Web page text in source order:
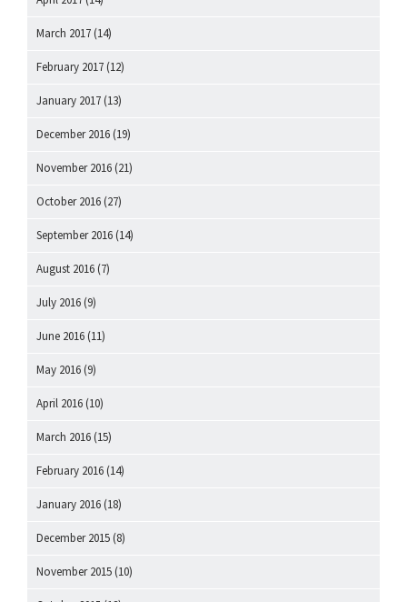
March 2017 (14)
February 2017 (12)
January 2017 (13)
December 2016 (19)
November 2016 (21)
October 2016 (27)
September 2016 (14)
August 2016 (7)
July 2016 (9)
June 2016 (11)
May 2016 (9)
April 2016 (10)
March 2016 (15)
February 2016 (14)
January 2016 (18)
December 2015 (8)
November 2015 (10)